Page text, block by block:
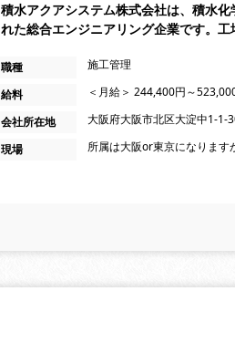
積水アクアシステム株式会社は、積水
れた総合エンジニアリング企業です。
職種
施工管理
給料
＜月給＞ 244,400円～
会社所在地
大阪府大阪市北区大淀中1-1-
現場
所属は大阪or東京になりま